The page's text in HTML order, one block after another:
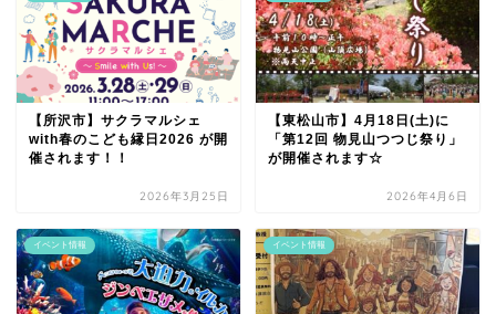
【所沢市】サクラマルシェ
with春のこども縁日2026 が開
催されます！！
2026年3月25日
【東松山市】4月18日(土)に
「第12回 物見山つつじ祭り」
が開催されます☆
2026年4月6日
イベント情報 イベント情報